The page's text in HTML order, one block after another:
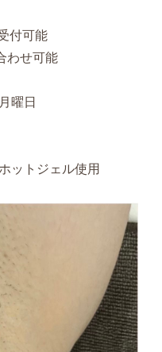
付可能
わせ可能
曜日
ットジェル使用